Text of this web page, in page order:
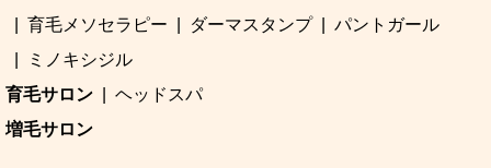
育毛メソセラピー
ダーマスタンプ
パントガール
ミノキシジル
育毛サロン
ヘッドスパ
増毛サロン